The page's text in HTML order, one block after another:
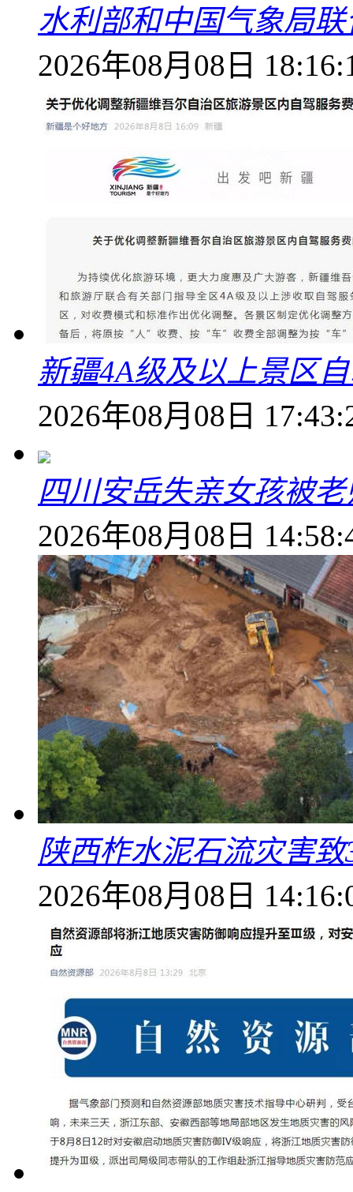
水利部和中国气象局
2026年08月08日
新疆4A级及以上景区
2026年08月08日
四川安岳失亲女孩被
2026年08月08日
陕西柞水泥石流灾害
2026年08月08日